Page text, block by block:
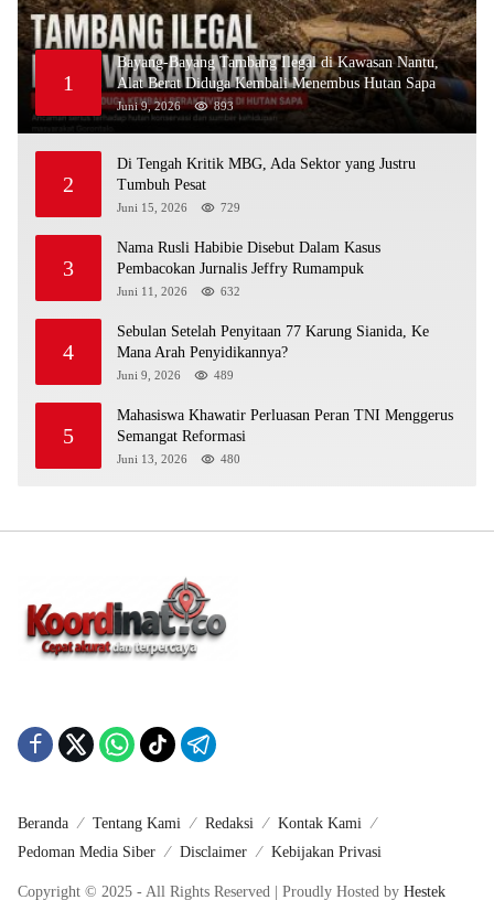
1
Bayang-Bayang Tambang Ilegal di Kawasan Nantu,
Alat Berat Diduga Kembali Menembus Hutan Sapa
Juni 9, 2026 893
2
Di Tengah Kritik MBG, Ada Sektor yang Justru
Tumbuh Pesat
Juni 15, 2026 729
3
Nama Rusli Habibie Disebut Dalam Kasus
Pembacokan Jurnalis Jeffry Rumampuk
Juni 11, 2026 632
4
Sebulan Setelah Penyitaan 77 Karung Sianida, Ke
Mana Arah Penyidikannya?
Juni 9, 2026 489
5
Mahasiswa Khawatir Perluasan Peran TNI Menggerus
Semangat Reformasi
Juni 13, 2026 480
Beranda Tentang Kami Redaksi
Kontak Kami
Pedoman Media Siber
Disclaimer Kebijakan Privasi
Copyright © 2025 - All Rights Reserved | Proudly Hosted by Hestek